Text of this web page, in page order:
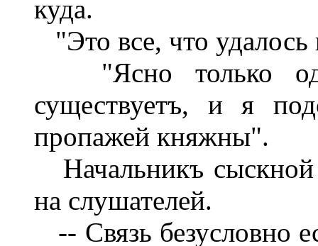
куда.
"Это все, что
"Ясно только
существуетъ, и я
пропажей княжны".
Начальникъ
на слушателей.
-- Связь безусловно